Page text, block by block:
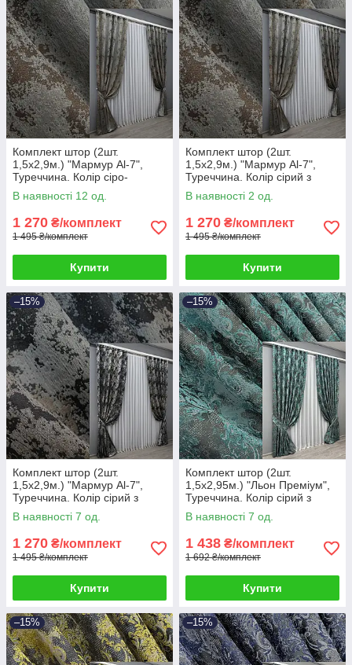
Комплект штор (2шт.
1,5х2,9м.) "Мармур Al-7",
Туреччина. Колір сіро-
коричневий. Код 1470ш 33-
0326
В наявності 12 од.
1 270 ₴/комплект
1 495 ₴/комплект
Купити
Комплект штор (2шт.
1,5х2,9м.) "Мармур Al-7",
Туреччина. Колір сірий з
коричневим. Код 1467ш 33-
0329
В наявності 2 од.
1 270 ₴/комплект
1 495 ₴/комплект
Купити
–15%
Комплект штор (2шт.
1,5х2,9м.) "Мармур Al-7",
Туреччина. Колір сірий з
чорним і какао. Код 1461ш
33-0328
В наявності 7 од.
1 270 ₴/комплект
1 495 ₴/комплект
Купити
–15%
Комплект штор (2шт.
1,5х2,95м.) "Льон Преміум",
Туреччина. Колір сірий з
бірюзовим. Код 1837ш 33-
0825
В наявності 7 од.
1 438 ₴/комплект
1 692 ₴/комплект
Купити
–15% –15%